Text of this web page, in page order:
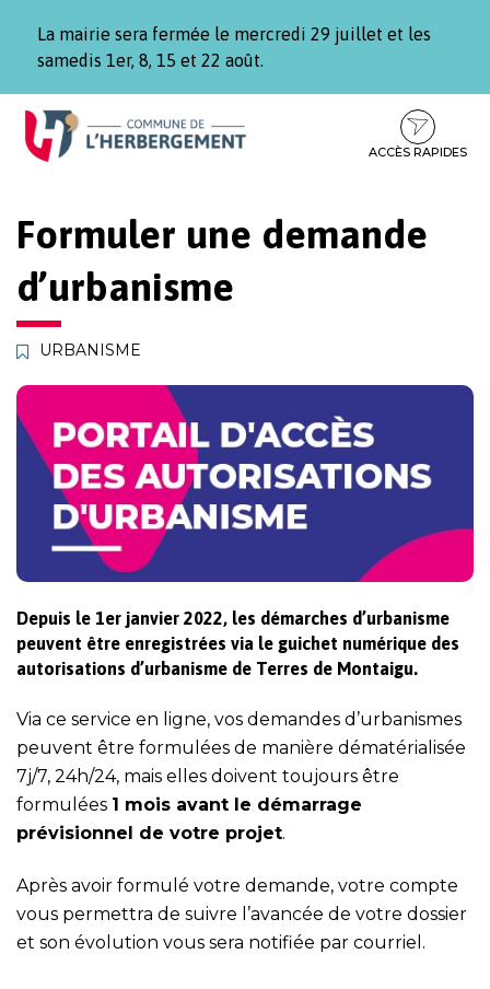
La mairie sera fermée le mercredi 29 juillet et les
samedis 1er, 8, 15 et 22 août.
Aller
Aller
contenu
Aller
pied
ACCÈS RAPIDES
Formuler une demande
d’urbanisme
URBANISME
Depuis le 1er janvier 2022, les démarches d’urbanisme
peuvent être enregistrées via le guichet numérique des
autorisations d’urbanisme de Terres de Montaigu.
Via ce service en ligne, vos demandes d’urbanismes
peuvent être formulées de manière dématérialisée
7j/7, 24h/24, mais elles doivent toujours être
formulées 1 mois avant le démarrage
prévisionnel de votre projet.
Après avoir formulé votre demande, votre compte
vous permettra de suivre l’avancée de votre dossier
et son évolution vous sera notifiée par courriel.